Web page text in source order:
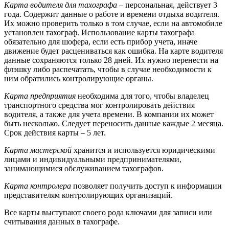
Карта водителя для тахографа – персональная, действует 3
года. Содержит данные о работе и времени отдыха водителя.
Их можно проверить только в том случае, если на автомобиле
установлен тахограф. Использование карты тахографа
обязательно для шофера, если есть прибор учета, иначе
движение будет расцениваться как ошибка. На карте водителя
данные сохраняются только 28 дней. Их нужно перенести на
флэшку либо распечатать, чтобы в случае необходимости к
ним обратились контролирующие органы.
Карта предприятия необходима для того, чтобы владелец
транспортного средства мог контролировать действия
водителя, а также для учета времени. В компании их может
быть несколько. Следует переносить данные каждые 2 месяца.
Срок действия карты – 5 лет.
Карта мастерской хранится и используется юридическими
лицами и индивидуальными предпринимателями,
занимающимися обслуживанием тахографов.
Карта контролера позволяет получить доступ к информации
представителям контролирующих организаций.
Все карты выступают своего рода ключами для записи или
считывания данных в тахографе.